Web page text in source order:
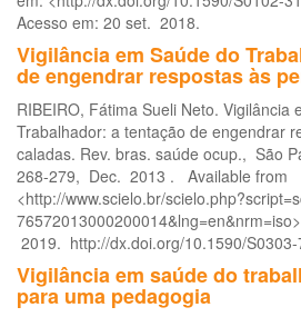
Acesso em: 20 set. 2018.
Vigilância em Saúde do
de engendrar respostas às
RIBEIRO, Fátima Sueli Neto. Vigilância
Trabalhador: a tentação de engendrar
caladas. Rev. bras. saúde ocup., São
268-279, Dec. 2013 . Available from
<http://www.scielo.br/
2019. http://dx.doi.org/10.1590/
Vigilância em saúde do
para uma pedagogia